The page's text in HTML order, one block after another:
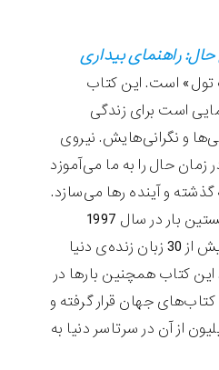
راهنمای بیداری
تول» است. این کتاب
است برای زندگی
و نگرانی‌‏هایش. نیروی
حال را به ما می‌‏آموزد
گذشته و آینده رها می‌‏سازد.
کتاب نیروی حال نخستین بار در سال 1997
منتشر و تاکنون به بیش از 30 زبان زنده‏‌ی دنیا
کتاب همچنین بارها در
جهان قرار گرفته و
بیش از 3 میلیون از آن در سرتاسر دنیا به